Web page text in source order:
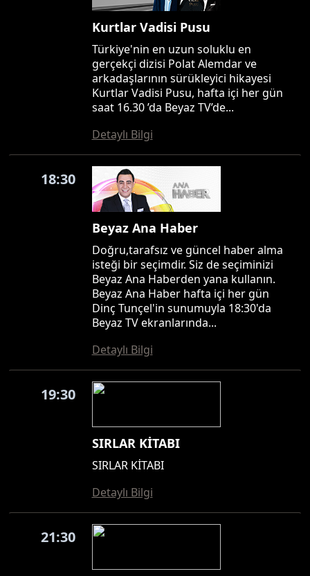
Kurtlar Vadisi Pusu
Türkiye'nin en uzun soluklu en
gerçekçi dizisi Polat Alemdar ve
arkadaşlarının sürükleyici hikayesi
Kurtlar Vadisi Pusu, hafta içi her gün
saat 16.30 ’da Beyaz TV’de...
Detaylı Bilgi
18:30
Beyaz Ana Haber
Doğru,tarafsız ve güncel haber alma
isteği bir seçimdir. Siz de seçiminizi
Beyaz Ana Haberden yana kullanın.
Beyaz Ana Haber hafta içi her gün
Dinç Tunçel'in sunumuyla 18:30'da
Beyaz TV ekranlarında...
Detaylı Bilgi
19:30
SIRLAR KİTABI
SIRLAR KİTABI
Detaylı Bilgi
21:30